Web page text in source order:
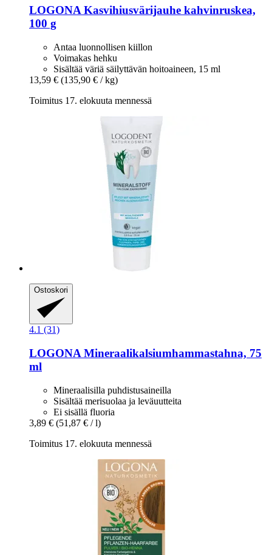
LOGONA Kasvihiusvärijauhe kahvinruskea,
100 g
Antaa luonnollisen kiillon
Voimakas hehku
Sisältää väriä säilyttävän hoitoaineen, 15 ml
13,59 € (135,90 € / kg)
Toimitus 17. elokuuta mennessä
Ostoskori
4.1 (31)
LOGONA Mineraalikalsiumhammastahna, 75
ml
Mineraalisilla puhdistusaineilla
Sisältää merisuolaa ja leväuutteita
Ei sisällä fluoria
3,89 € (51,87 € / l)
Toimitus 17. elokuuta mennessä